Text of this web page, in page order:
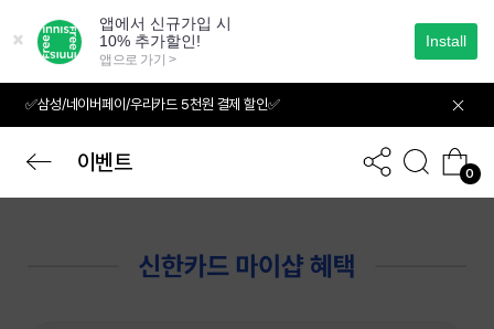
가
✅삼성/네이버페이/우리카드 5천원 결제 할인✅
이벤트 0